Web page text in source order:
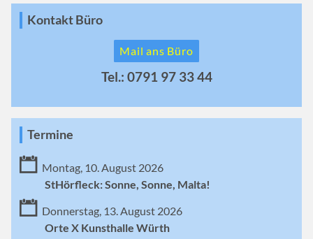
Kontakt Büro
Mail ans Büro
Tel.: 0791 97 33 44
Termine
Montag, 10. August 2026
StHörfleck: Sonne, Sonne, Malta!
Donnerstag, 13. August 2026
Orte X Kunsthalle Würth